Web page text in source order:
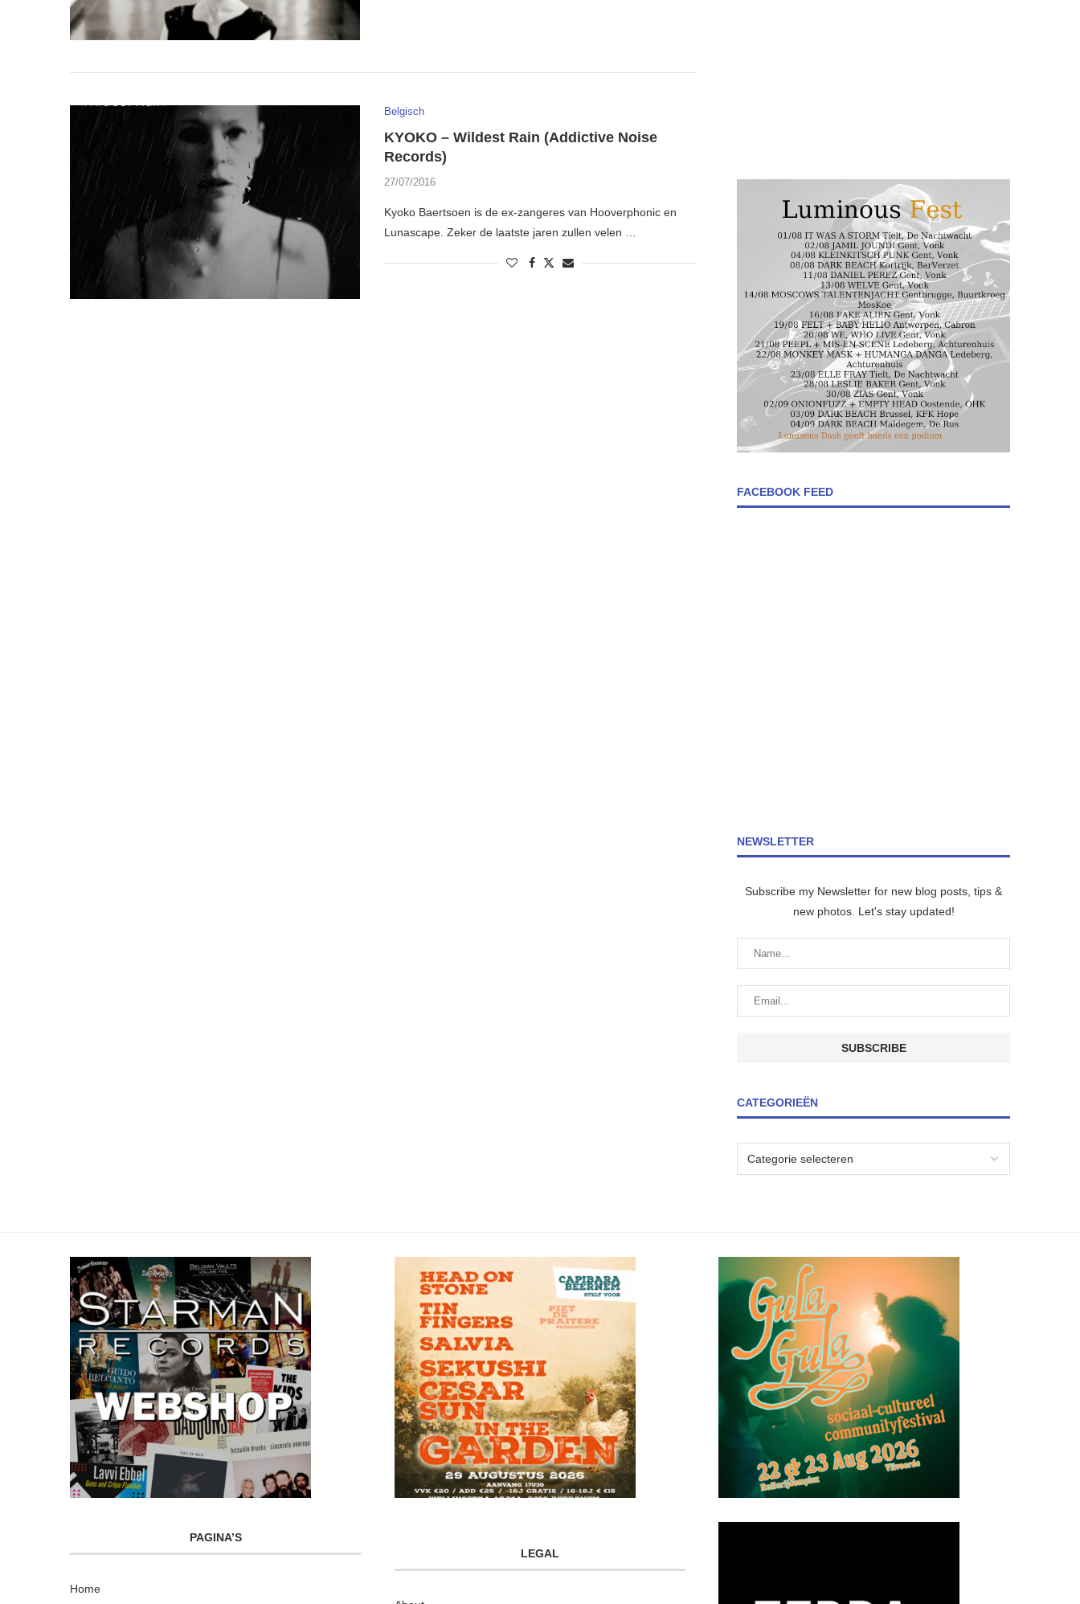
Belgisch
KYOKO – Wildest Rain (Addictive Noise
Records)
27/07/2016
Kyoko Baertsoen is de ex-zangeres van Hooverphonic en
Lunascape. Zeker de laatste jaren zullen velen …
FACEBOOK FEED
NEWSLETTER
Subscribe my Newsletter for new blog posts, tips &
new photos. Let's stay updated!
CATEGORIEËN
PAGINA’S
Home
LEGAL